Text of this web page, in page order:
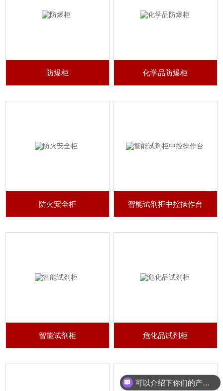
防爆柜 化学品防爆柜
防火安全柜 智能试剂柜中控操作台
智能试剂柜 危化品试剂柜
可以介绍下你们的产品么